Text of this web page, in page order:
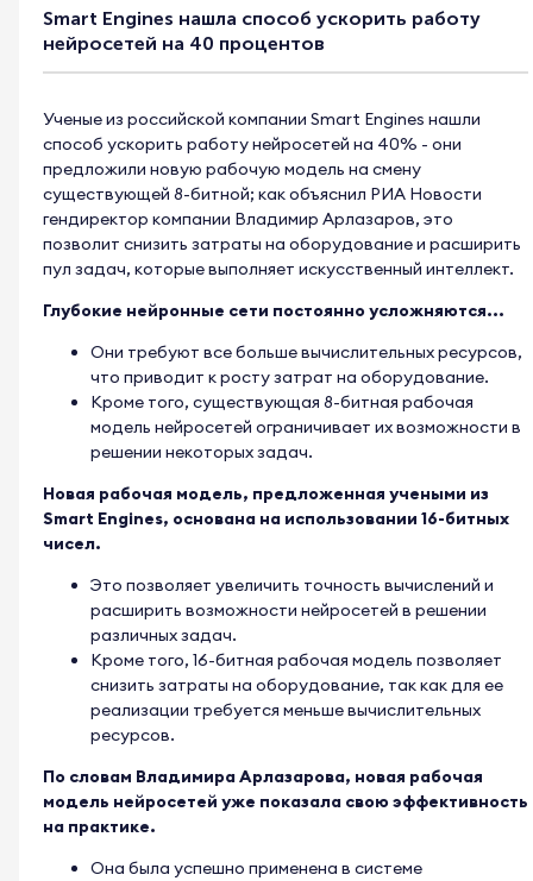
Smart Engines нашла способ ускорить работу
нейросетей на 40 процентов
Ученые из российской компании Smart Engines нашли
способ ускорить работу нейросетей на 40% - они
предложили новую рабочую модель на смену
существующей 8-битной; как объяснил РИА Новости
гендиректор компании Владимир Арлазаров, это
позволит снизить затраты на оборудование и расширить
пул задач, которые выполняет искусственный интеллект.
Глубокие нейронные сети постоянно усложняются...
Они требуют все больше вычислительных ресурсов,
что приводит к росту затрат на оборудование.
Кроме того, существующая 8-битная рабочая
модель нейросетей ограничивает их возможности в
решении некоторых задач.
Новая рабочая модель, предложенная учеными из
Smart Engines, основана на использовании 16-битных
чисел.
Это позволяет увеличить точность вычислений и
расширить возможности нейросетей в решении
различных задач.
Кроме того, 16-битная рабочая модель позволяет
снизить затраты на оборудование, так как для ее
реализации требуется меньше вычислительных
ресурсов.
По словам Владимира Арлазарова, новая рабочая
модель нейросетей уже показала свою эффективность
на практике.
Она была успешно применена в системе